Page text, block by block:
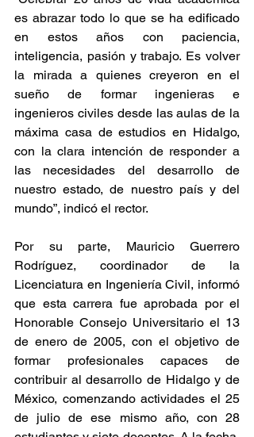
es abrazar todo lo que se ha edificado
en estos años con paciencia,
inteligencia, pasión y trabajo. Es volver
la mirada a quienes creyeron en el
sueño de formar ingenieras e
ingenieros civiles desde las aulas de la
máxima casa de estudios en Hidalgo,
con la clara intención de responder a
las necesidades del desarrollo de
nuestro estado, de nuestro país y del
mundo”, indicó el rector.
Por su parte, Mauricio Guerrero
Rodríguez, coordinador de la
Licenciatura en Ingeniería Civil, informó
que esta carrera fue aprobada por el
Honorable Consejo Universitario el 13
de enero de 2005, con el objetivo de
formar profesionales capaces de
contribuir al desarrollo de Hidalgo y de
México, comenzando actividades el 25
de julio de ese mismo año, con 28